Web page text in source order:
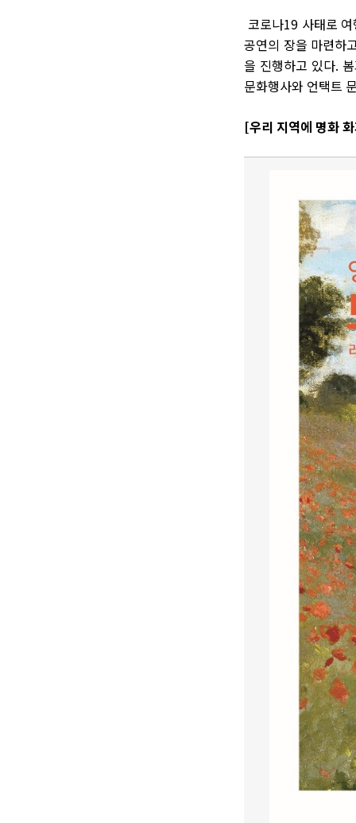
코로나19 사태로
공연의 장을 마련하
을 진행하고 있다.
문화행사와 언택트
[우리 지역에 명화